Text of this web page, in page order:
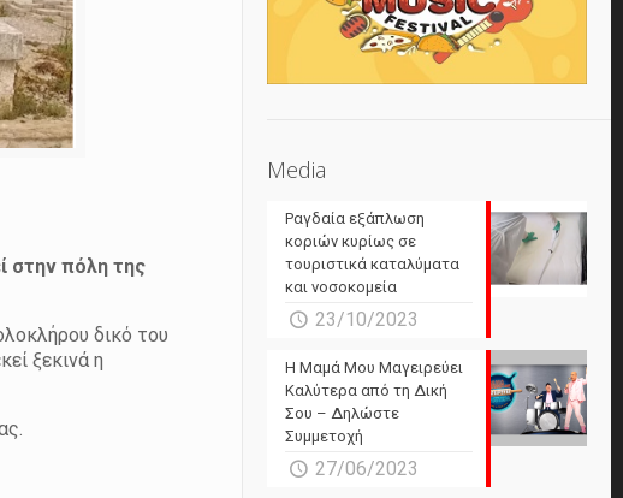
στην πόλη της
δικό του
ξεκινά η
Media
Ραγδαία εξάπλωση
κοριών κυρίως σε
τουριστικά καταλύματα
και νοσοκομεία
23/10/2023
Η Μαμά Μου Μαγειρεύει
Καλύτερα από τη Δική
Σου – Δηλώστε
Συμμετοχή
27/06/2023